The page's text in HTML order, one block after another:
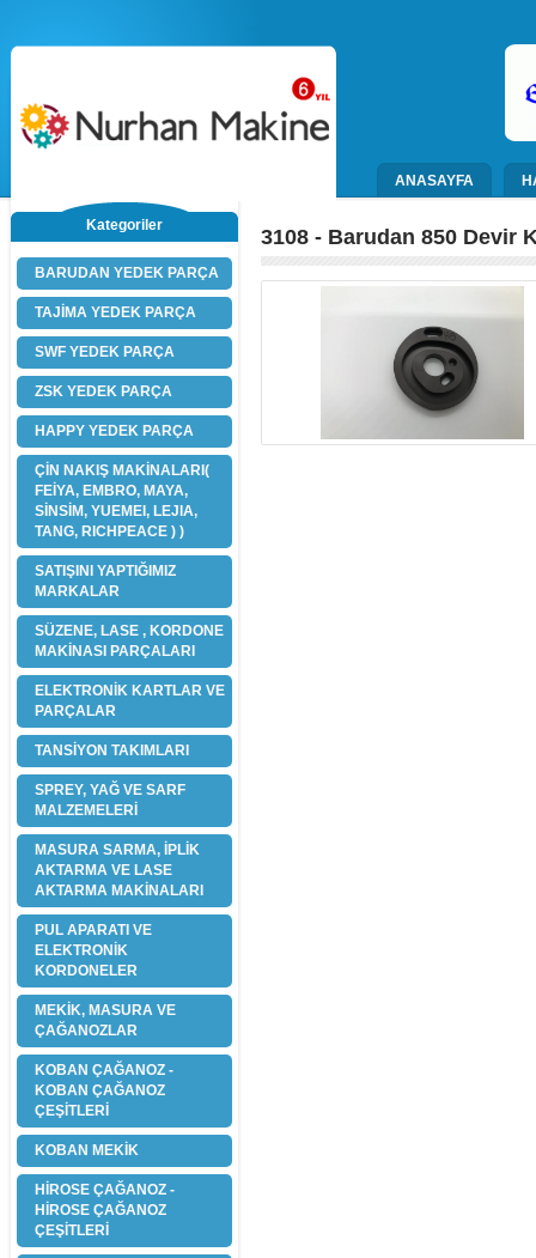
ANASAYFA
Kategoriler
BARUDAN YEDEK PARÇA
TAJİMA YEDEK PARÇA
SWF YEDEK PARÇA
ZSK YEDEK PARÇA
HAPPY YEDEK PARÇA
ÇİN NAKIŞ MAKİNALARI(
FEİYA, EMBRO, MAYA,
SİNSİM, YUEMEI, LEJIA,
TANG, RICHPEACE ) )
SATIŞINI YAPTIĞIMIZ
MARKALAR
SÜZENE, LASE , KORDONE
MAKİNASI PARÇALARI
ELEKTRONİK KARTLAR VE
PARÇALAR
TANSİYON TAKIMLARI
SPREY, YAĞ VE SARF
MALZEMELERİ
MASURA SARMA, İPLİK
AKTARMA VE LASE
AKTARMA MAKİNALARI
PUL APARATI VE
ELEKTRONİK
KORDONELER
MEKİK, MASURA VE
ÇAĞANOZLAR
KOBAN ÇAĞANOZ -
KOBAN ÇAĞANOZ
ÇEŞİTLERİ
KOBAN MEKİK
HİROSE ÇAĞANOZ -
HİROSE ÇAĞANOZ
ÇEŞİTLERİ
3108 - Barudan 850 Devir